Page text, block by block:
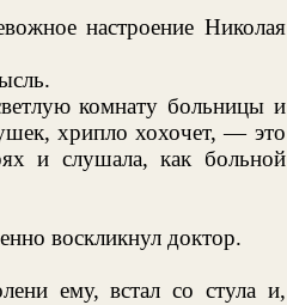
настроение Николая
комнату больницы и
хрипло хохочет, — это
и слушала, как больной
воскликнул доктор.
ему, встал со стула и,